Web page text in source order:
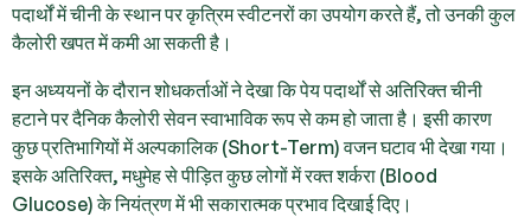
पदार्थों में चीनी के स्थान पर कृत्रिम स्वीटनरों का उपयोग करते हैं, तो उनकी कुल
कैलोरी खपत में कमी आ सकती है।
इन अध्ययनों के दौरान शोधकर्ताओं ने देखा कि पेय पदार्थों से अतिरिक्त चीनी
हटाने पर दैनिक कैलोरी सेवन स्वाभाविक रूप से कम हो जाता है। इसी कारण
कुछ प्रतिभागियों में अल्पकालिक (Short-Term) वजन घटाव भी देखा गया।
इसके अतिरिक्त, मधुमेह से पीड़ित कुछ लोगों में रक्त शर्करा (Blood
Glucose) के नियंत्रण में भी सकारात्मक प्रभाव दिखाई दिए।